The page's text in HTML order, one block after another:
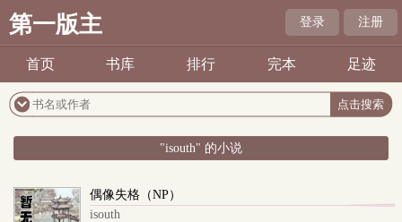
第一版主 登录 注册
首页 书库 排行 完本 足迹
"isouth" 的小说
偶像失格（NP）
isouth